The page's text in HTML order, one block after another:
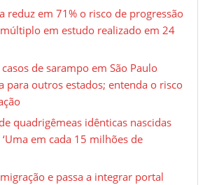
reduz em 71% o risco de progressão
em estudo realizado em 24
de sarampo em São Paulo
para outros estados; entenda o risco
quadrigêmeas idênticas nascidas
em cada 15 milhões de
e passa a integrar portal